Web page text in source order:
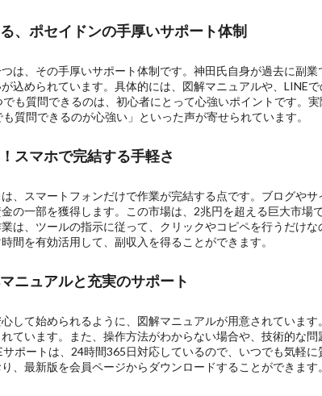
、ポセイドンの手厚いサポート体制
は、その手厚いサポート体制です。神田氏自身が過去に副
込められています。具体的には、図解マニュアルや、LINE
も質問できるのは、初心者にとって心強いポイントです。
質問できるのが心強い」といった声が寄せられています。
スマホで完結する手軽さ
、スマートフォンだけで作業が完結する点です。ブログや
の一部を獲得します。この市場は、2兆円を超える巨大市
は、ツールの指示に従って、クリックやコピペを行うだけ
間を有効活用して、副収入を得ることができます。
ニュアルと充実のサポート
して始められるように、図解マニュアルが用意されていま
ています。また、操作方法がわからない場合や、技術的な
ポートは、24時間365日対応しているので、いつでも気軽
、最新版を会員ページからダウンロードすることができます。